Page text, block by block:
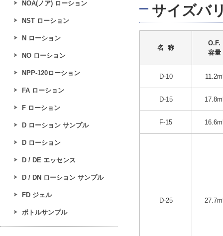
サイズバ
名 称
O.F.
容量
D-10
D-15
F-15
D-25
NOA(ノア) ローション
NST ローション
N ローション
NO ローション
NPP-120ローション
FA ローション
F ローション
D ローション サンプル
D ローション
D / DE エッセンス
D / DN ローション サンプル
FD ジェル
ボトルサンプル